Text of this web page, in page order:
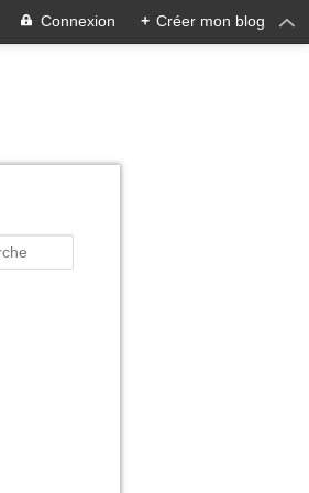
Connexion + Créer mon blog